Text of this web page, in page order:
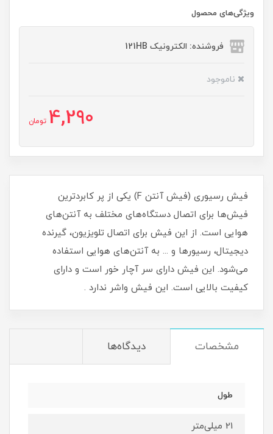
ویژگی‌های محصول
فروشنده: الکترونیک 121HB
ناموجود
4,290 تومان
فیش رسیوری (فیش آنتن F) یکی از پر کابردترین
فیش‌ها برای اتصال دستگاه‌های مختلف به آنتن‌های
هوایی است. از این فیش برای اتصال تلویزیون، گیرنده
دیجیتال، رسیورها و ... به آنتن‌های هوایی استفاده
می‌شود. این فیش دارای سر آچار خور است و دارای
کیفیت بالایی است. این فیش واشر ندارد .
مشخصات دیدگاه‌ها
طول
21 میلی‌متر